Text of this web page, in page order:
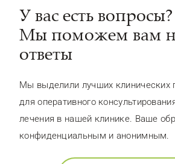
У вас есть вопросы?
Мы поможем вам
ответы
Мы выделили лучших клинических
для оперативного
лечения в нашей клинике. Ваше
конфиденциальным и анонимным.